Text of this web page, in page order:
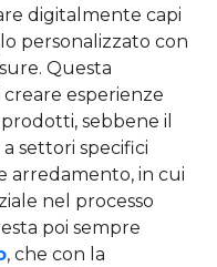
digitalmente capi
personalizzato con
Questa
esperienze
sebbene il
settori specifici
arredamento, in cui
nel processo
poi sempre
, che con la